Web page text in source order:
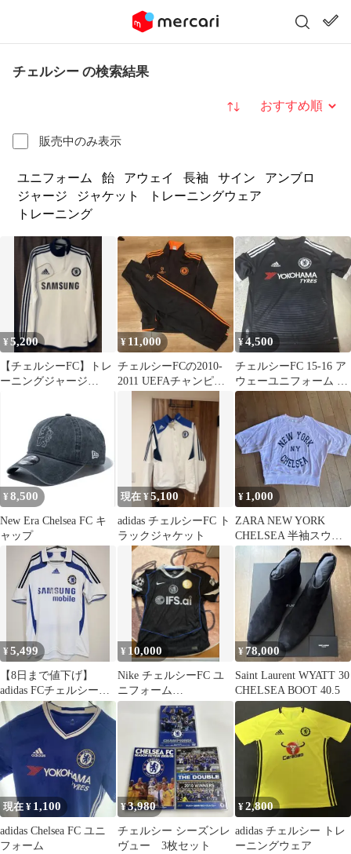
チェルシー の検索結果
販売中のみ表示
並び替え
ユニフォーム 飴 アウェイ 長袖 サイン
アンブロ
ジャージ
ジャケット
トレーニングウェア
トレーニング
¥5,200
【チェルシーFC】トレ
ーニングジャージ
¥ 11,000
チェルシーFCの2010-
2011 UEFAチャンピオ
ンズリーグ セットア
¥4,500
チェルシーFC 15-16 ア
ウェーユニフォーム レ
プリカ
¥ 8,500
New Era Chelsea FC キ
ャップ
現在 ¥5,100
adidas チェルシーFC ト
ラックジャケット
¥ 1,000
ZARA NEW YORK
CHELSEA 半袖スウェ
ット S
¥5,499
【8日まで値下げ】
adidas FCチェルシー
07/08 ユニフォーム
¥ 10,000
Nike チェルシーFC ユ
ニフォーム
GARNACHO 49
¥ 78,000
Saint Laurent WYATT 30
CHELSEA BOOT 40.5
現在 ¥ 1,100
adidas Chelsea FC ユニ
フォーム
¥3,980
チェルシー シーズンレ
ヴュー 3枚セット
¥2,800
adidas チェルシー トレ
ーニングウェア